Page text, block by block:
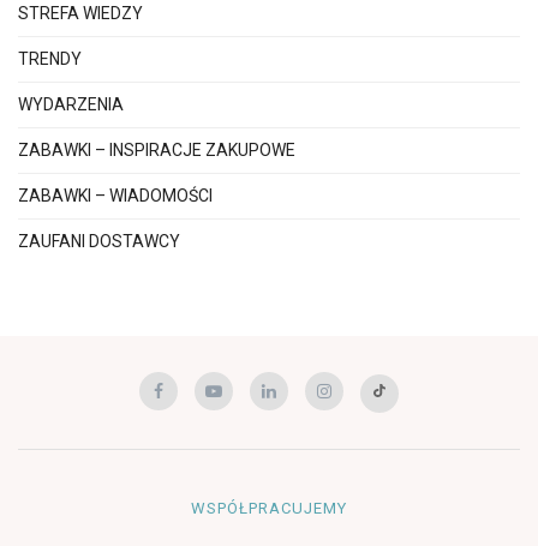
STREFA WIEDZY
TRENDY
WYDARZENIA
ZABAWKI – INSPIRACJE ZAKUPOWE
ZABAWKI – WIADOMOŚCI
ZAUFANI DOSTAWCY
WSPÓŁPRACUJEMY